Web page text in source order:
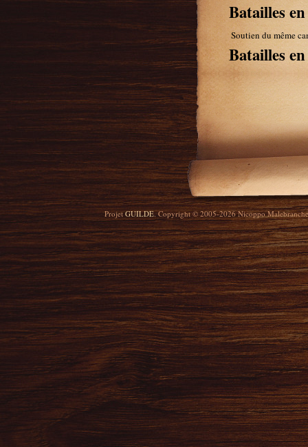
Batailles
Soutien du même
Batailles
ProjetGUILDE. Copyright © 2005-2026 Nicoppo Malebranche